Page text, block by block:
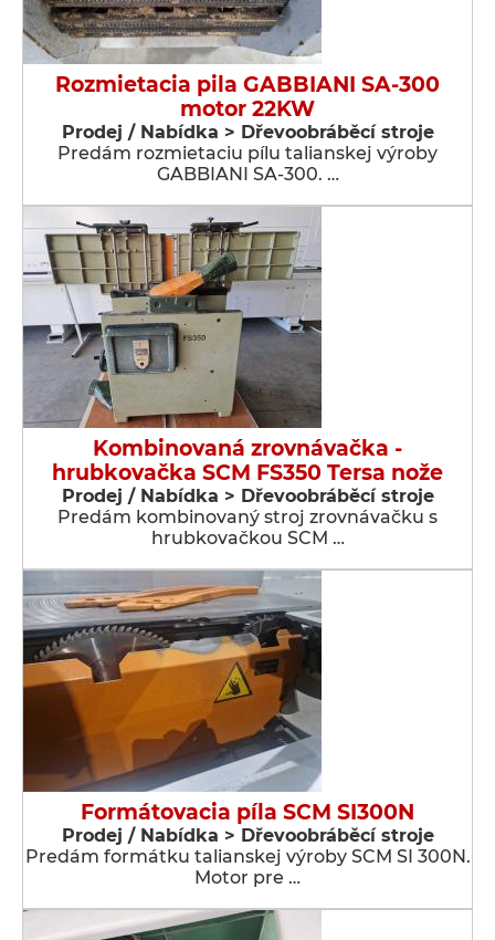
Rozmietacia pila GABBIANI SA-300
motor 22KW
Prodej / Nabídka > Dřevoobráběcí stroje
Predám rozmietaciu pílu talianskej výroby
GABBIANI SA-300. …
Kombinovaná zrovnávačka -
hrubkovačka SCM FS350 Tersa nože
Prodej / Nabídka > Dřevoobráběcí stroje
Predám kombinovaný stroj zrovnávačku s
hrubkovačkou SCM …
Formátovacia píla SCM SI300N
Prodej / Nabídka > Dřevoobráběcí stroje
Predám formátku talianskej výroby SCM SI 300N.
Motor pre …